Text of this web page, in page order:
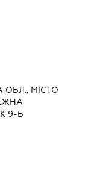
ОБЛ., МІСТО
9-Б